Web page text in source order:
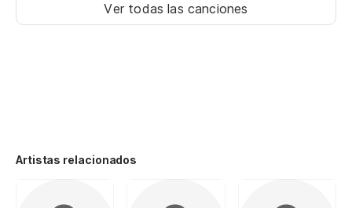
Ver todas las canciones
Artistas relacionados